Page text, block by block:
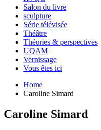
Salon du livre
sculpture
Série télévisée
Théâtre
Théories & perspectives
UQAM
Vernissage
Vous êtes ici
Home
Caroline Simard
Caroline Simard